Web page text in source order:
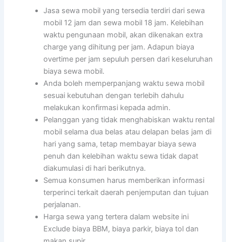
Jasa sewa mobil yang tersedia terdiri dari sewa
mobil 12 jam dan sewa mobil 18 jam. Kelebihan
waktu pengunaan mobil, akan dikenakan extra
charge yang dihitung per jam. Adapun biaya
overtime per jam sepuluh persen dari keseluruhan
biaya sewa mobil.
Anda boleh memperpanjang waktu sewa mobil
sesuai kebutuhan dengan terlebih dahulu
melakukan konfirmasi kepada admin.
Pelanggan yang tidak menghabiskan waktu rental
mobil selama dua belas atau delapan belas jam di
hari yang sama, tetap membayar biaya sewa
penuh dan kelebihan waktu sewa tidak dapat
diakumulasi di hari berikutnya.
Semua konsumen harus memberikan informasi
terperinci terkait daerah penjemputan dan tujuan
perjalanan.
Harga sewa yang tertera dalam website ini
Exclude biaya BBM, biaya parkir, biaya tol dan